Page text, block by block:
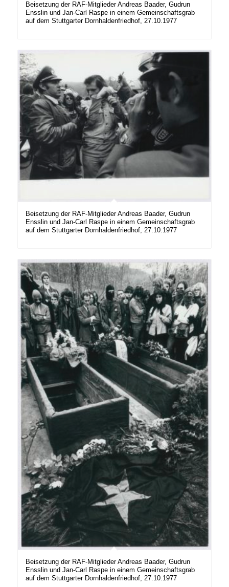
Beisetzung der RAF-Mitglieder Andreas Baader, Gudrun
Ensslin und Jan-Carl Raspe in einem Gemeinschaftsgrab
auf dem Stuttgarter Dornhaldenfriedhof, 27.10.1977
Beisetzung der RAF-Mitglieder Andreas Baader, Gudrun
Ensslin und Jan-Carl Raspe in einem Gemeinschaftsgrab
auf dem Stuttgarter Dornhaldenfriedhof, 27.10.1977
Beisetzung der RAF-Mitglieder Andreas Baader, Gudrun
Ensslin und Jan-Carl Raspe in einem Gemeinschaftsgrab
auf dem Stuttgarter Dornhaldenfriedhof, 27.10.1977